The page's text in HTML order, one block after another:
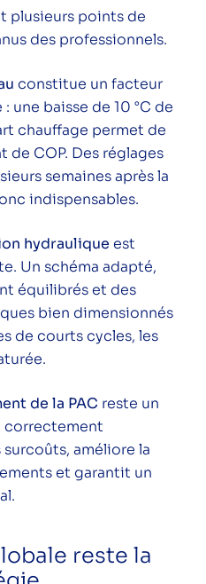
plusieurs points de
des professionnels.
constitue un facteur
une baisse de 10 °C de
chauffage permet de
COP. Des réglages
semaines après la
indispensables.
hydraulique est
Un schéma adapté,
équilibrés et des
bien dimensionnés
de courts cycles, les
de la PAC reste un
correctement
améliore la
et garantit un
reste la